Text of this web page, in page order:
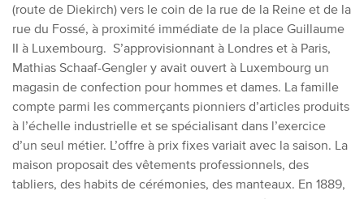
(route de Diekirch) vers le coin de la rue de la Reine et de la
rue du Fossé, à proximité immédiate de la place Guillaume
II à Luxembourg. S’approvisionnant à Londres et à Paris,
Mathias Schaaf-Gengler y avait ouvert à Luxembourg un
magasin de confection pour hommes et dames. La famille
compte parmi les commerçants pionniers d’articles produits
à l’échelle industrielle et se spécialisant dans l’exercice
d’un seul métier. L’offre à prix fixes variait avec la saison. La
maison proposait des vêtements professionnels, des
tabliers, des habits de cérémonies, des manteaux. En 1889,